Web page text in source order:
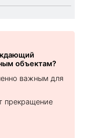
объектам?
важным для
прекращение